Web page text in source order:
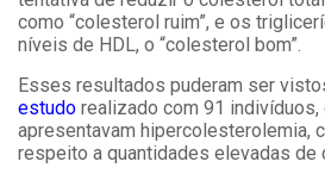
como “colesterol ruim”, e os
níveis de HDL, o “colesterol bom”.
Esses resultados puderam ser
estudo realizado com 91 indivíduos,
apresentavam hipercolesterolemia,
respeito a quantidades elevadas de